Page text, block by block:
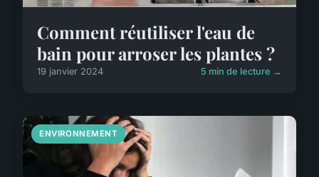
Comment réutiliser l'eau de
bain pour arroser les plantes ?
19 janvier 2024 5 min de lecture →
ENVIRONNEMENT